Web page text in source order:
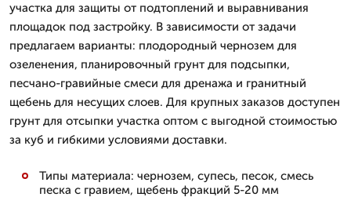
участка для защиты от подтоплений и выравнивания
площадок под застройку. В зависимости от задачи
предлагаем варианты: плодородный чернозем для
озеленения, планировочный грунт для подсыпки,
песчано-гравийные смеси для дренажа и гранитный
щебень для несущих слоев. Для крупных заказов доступен
грунт для отсыпки участка оптом с выгодной стоимостью
за куб и гибкими условиями доставки.
Типы материала: чернозем, супесь, песок, смесь
песка с гравием, щебень фракций 5-20 мм